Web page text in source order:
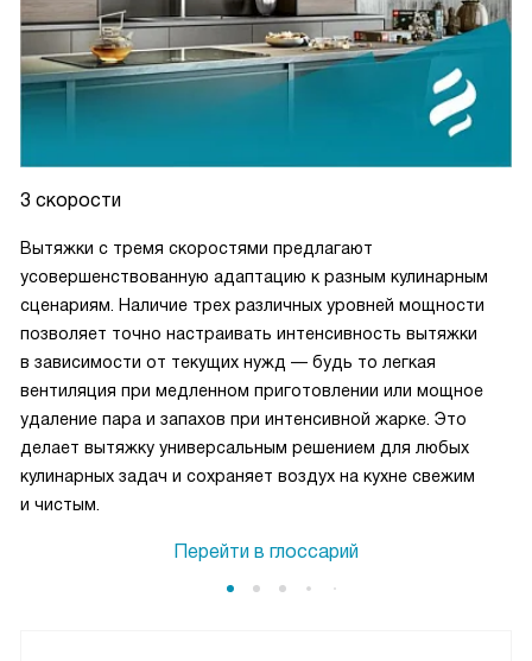
3 скорости
Вытяжки с тремя скоростями предлагают
усовершенствованную адаптацию к разным кулинарным
сценариям. Наличие трех различных уровней мощности
позволяет точно настраивать интенсивность вытяжки
в зависимости от текущих нужд — будь то легкая
вентиляция при медленном приготовлении или мощное
удаление пара и запахов при интенсивной жарке. Это
делает вытяжку универсальным решением для любых
кулинарных задач и сохраняет воздух на кухне свежим
и чистым.
Перейти в глоссарий